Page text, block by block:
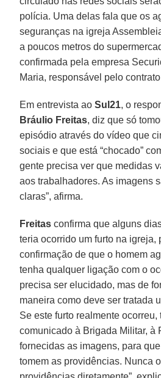
polícia. Uma delas fala que os
seguranças na igreja
a poucos metros do
confirmada pela empresa
Maria, responsável pelo
Em entrevista aoSul21, o
Bráulio Freitas, diz que só
episódio através do vídeo que
sociais e que está “chocado”
gente precisa ver que medidas
aos trabalhadores. As imagens
claras”, afirma.
Freitas confirma que alguns
teria ocorrido um furto na igreja,
confirmação de que o homem
tenha qualquer ligação com o
precisa ser elucidado, mas de
maneira como deve ser tratada
Se este furto realmente ocorreu,
comunicado à Brigada Militar, à
fornecidas as imagens, para
tomem as providências. Nunca